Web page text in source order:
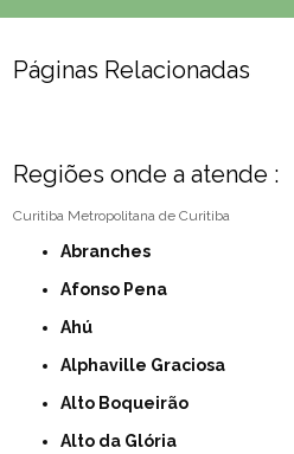
Páginas Relacionadas
Regiões onde a atende :
Curitiba Metropolitana de Curitiba
Abranches
Afonso Pena
Ahú
Alphaville Graciosa
Alto Boqueirão
Alto da Glória